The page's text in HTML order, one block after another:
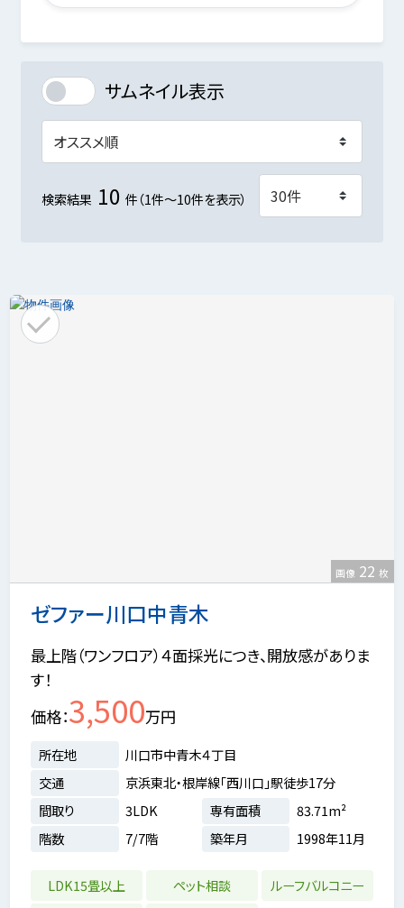
サムネイル表示
検索結果 10 件（1件～10件を表示）
ゼファー川口中青木
画像 22 枚
最上階（ワンフロア）４面採光につき、開放感がありま
す！
価格 3,500万円
所在地
川口市中青木４丁目
交通
京浜東北・根岸線「西川口」駅徒歩17分
間取り
3LDK 専有面積
83.71m²
階数
7/7階 築年月 1998年11月
LDK15畳以上 ペット相談
ルーフバルコニー